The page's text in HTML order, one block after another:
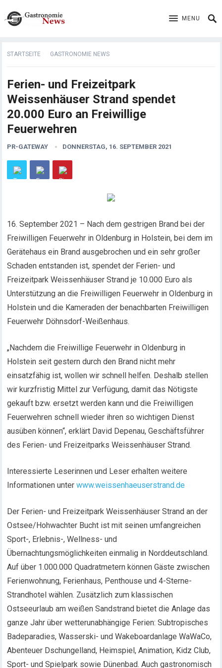
MENU
STARTSEITE GASTRONOMIE NEWS
Ferien- und Freizeitpark
Weissenhäuser Strand spendet
20.000 Euro an Freiwillige
Feuerwehren
PR-GATEWAY DONNERSTAG, 16. SEPTEMBER 2021
16. September 2021 – Nach dem gestrigen Brand bei der
Freiwilligen Feuerwehr in Oldenburg in Holstein, bei dem im
Gerätehaus ein Brand ausgebrochen und ein sehr großer
Schaden entstanden ist, spendet der Ferien- und
Freizeitpark Weissenhäuser Strand je 10.000 Euro als
Unterstützung an die Freiwilligen Feuerwehr in Oldenburg in
Holstein und die Kameraden der benachbarten Freiwilligen
Feuerwehr Döhnsdorf-Weißenhaus.
„Nachdem die Freiwillige Feuerwehr in Oldenburg in
Holstein seit gestern durch den Brand nicht mehr
einsatzfähig ist, wollen wir schnell helfen. Deshalb stellen
wir kurzfristig Mittel zur Verfügung, damit das Nötigste
gekauft bzw. ersetzt werden kann und die Freiwilligen
Feuerwehren schnell wieder ihren so wichtigen Dienst
ausüben können“, erklärt David Depenau, Geschäftsführer
des Ferien- und Freizeitparks Weissenhäuser Strand.
Interessierte Leserinnen und Leser erhalten weitere
Informationen unterwww.weissenhaeuserstrand.de
Der Ferien- und Freizeitpark Weissenhäuser Strand an der
Ostsee/Hohwachter Bucht ist mit seinen umfangreichen
Sport-, Erlebnis-, Wellness- und
Übernachtungsmöglichkeiten einmalig in Norddeutschland.
Auf über 1.000.000 Quadratmetern können Gäste zwischen
Ferienwohnung, Ferienhaus, Penthouse und 4-Sterne-
Strandhotel wählen. Zusätzlich zum klassischen
Ostseeurlaub am weißen Sandstrand bietet die Anlage das
ganze Jahr über wetterunabhängige Ferien: Subtropisches
Badeparadies, Wasserski- und Wakeboardanlage WaWaCo,
Abenteuer Dschungelland, Heimspiel, Animation, Kidz Club,
Sport- und Spielpark sowie Dünenbad. Auch gastronomisch